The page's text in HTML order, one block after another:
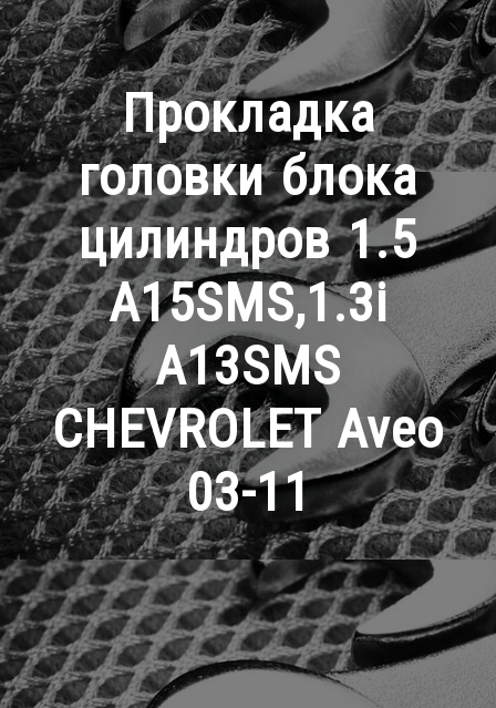
Прокладка
головки блока
цилиндров 1.5
A15SMS,1.3i
A13SMS
CHEVROLET Aveo
03-11